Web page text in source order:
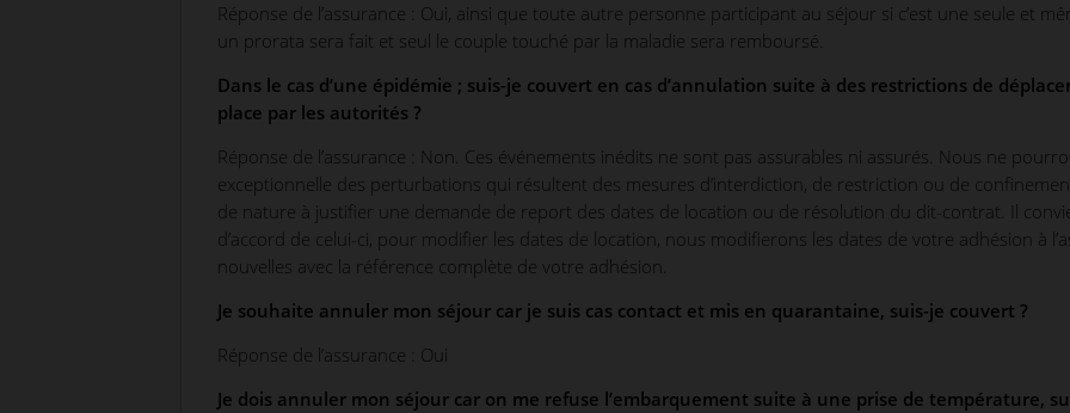
Réponse de l’assurance : Oui, ainsi que toute autre personne participant au séjour si c’est une seule et
un prorata sera fait et seul le couple touché par la maladie sera remboursé.
Dans le cas d’une épidémie ; suis-je couvert en cas d’annulation suite à des restrictions de
place par les autorités ?
Réponse de l’assurance : Non. Ces événements inédits ne sont pas assurables ni assurés. Nous ne
exceptionnelle des perturbations qui résultent des mesures d’interdiction, de restriction ou de
de nature à justifier une demande de report des dates de location ou de résolution du dit-contrat. Il
d’accord de celui-ci, pour modifier les dates de location, nous modifierons les dates de votre adhésion à
nouvelles avec la référence complète de votre adhésion.
Je souhaite annuler mon séjour car je suis cas contact et mis en quarantaine, suis-je couvert ?
Réponse de l’assurance : Oui
Je dois annuler mon séjour car on me refuse l’embarquement suite à une prise de température,